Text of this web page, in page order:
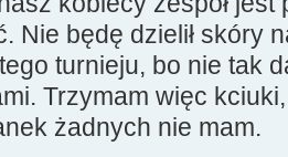
Nie będę dzielił skóry
turnieju, bo nie tak
Trzymam więc
żadnych nie mam.